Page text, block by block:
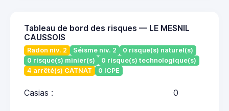
Tableau de bord des risques — LE MESNIL
CAUSSOIS
Radon niv. 2 Séisme niv. 2
0 risque(s) naturel(s)
0 risque(s) minier(s)
0 risque(s) technologique(s)
4 arrêté(s) CATNAT
0 ICPE
Casias : 0